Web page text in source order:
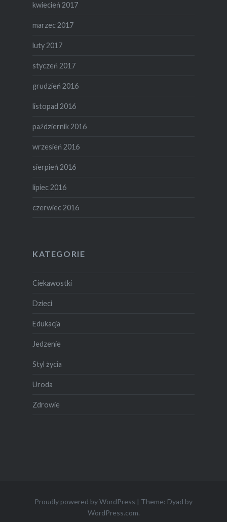
kwiecień 2017
marzec 2017
luty 2017
styczeń 2017
grudzień 2016
listopad 2016
październik 2016
wrzesień 2016
sierpień 2016
lipiec 2016
czerwiec 2016
KATEGORIE
Ciekawostki
Dzieci
Edukacja
Jedzenie
Styl życia
Uroda
Zdrowie
Proudly powered by WordPress | Theme: Dyad by
WordPress.com.